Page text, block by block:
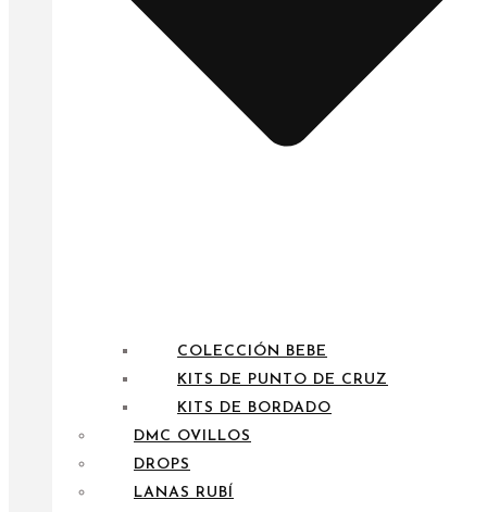
COLECCIÓN BEBE
KITS DE PUNTO DE CRUZ
KITS DE BORDADO
DMC OVILLOS
DROPS
LANAS RUBÍ